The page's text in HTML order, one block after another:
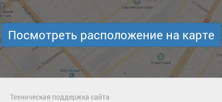
Посмотреть расположение на карте
Техническая поддержка сайта